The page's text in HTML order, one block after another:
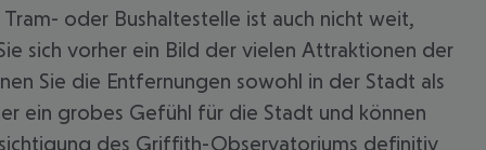
oder Bushaltestelle ist auch nicht weit,
sich vorher ein Bild der vielen Attraktionen der
Sie die Entfernungen sowohl in der Stadt als
ein grobes Gefühl für die Stadt und können
des Griffith-Observatoriums definitiv